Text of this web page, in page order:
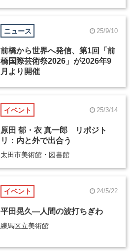
ニュース 25/9/10
前橋から世界へ発信、第1回「前
橋国際芸術祭2026」が2026年9
月より開催
イベント 25/3/14
原田 郁・衣 真一郎 リポジト
リ：内と外で出合う
太田市美術館・図書館
イベント 24/5/22
平田晃久―人間の波打ちぎわ
練馬区立美術館